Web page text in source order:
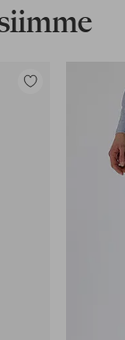
Lisää